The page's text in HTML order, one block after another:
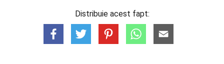
Distribuie acest fapt: